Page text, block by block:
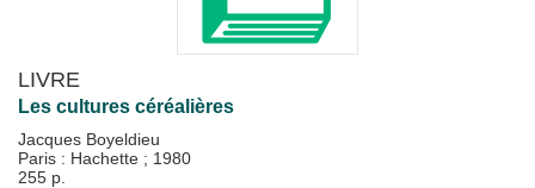
LIVRE
Les cultures céréalières
Jacques Boyeldieu
Paris : Hachette ; 1980
255 p.